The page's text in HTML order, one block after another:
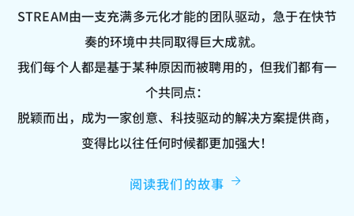
STREAM由一支充满多元化才能的团队驱动，急于在快节
奏的环境中共同取得巨大成就。
我们每个人都是基于某种原因而被聘用的，但我们都有一
个共同点：
脱颖而出，成为一家创意、科技驱动的解决方案提供商，
变得比以往任何时候都更加强大！
阅读我们的故事